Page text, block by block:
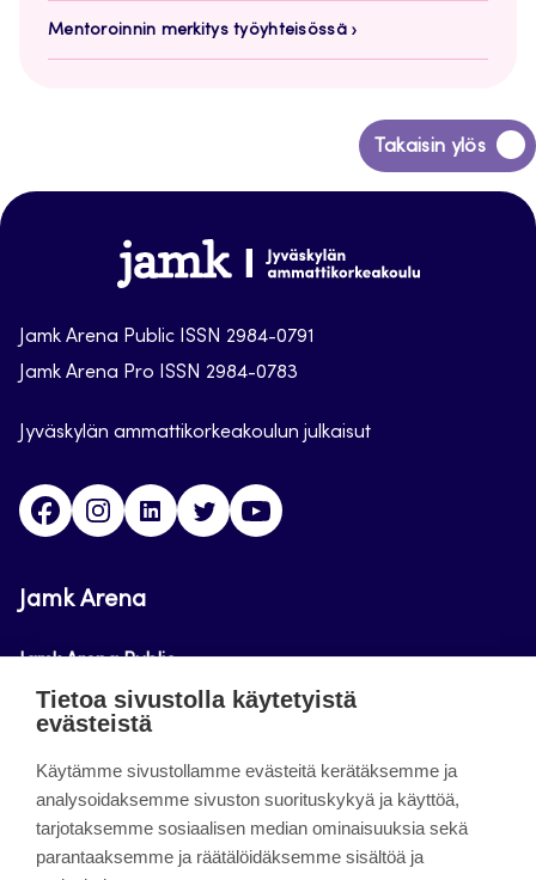
Mentoroinnin merkitys työyhteisössä
Takaisin ylös
Siirry
takaisin
Jamk
Arena
Jamk Arena Public ISSN 2984-0791
Jamk Arena Pro ISSN 2984-0783
Jyväskylän ammattikorkeakoulun julkaisut
FacebookInstagramLinkedinTwitter
Jamk Arena
Jamk Arena Public
Jamk Arena Pro
Tietoa sivustosta
Tietoa sivustolla käytetyistä
evästeistä
Käytämme sivustollamme evästeitä kerätäksemme ja
analysoidaksemme sivuston suorituskykyä ja käyttöä,
tarjotaksemme sosiaalisen median ominaisuuksia sekä
parantaaksemme ja räätälöidäksemme sisältöä ja